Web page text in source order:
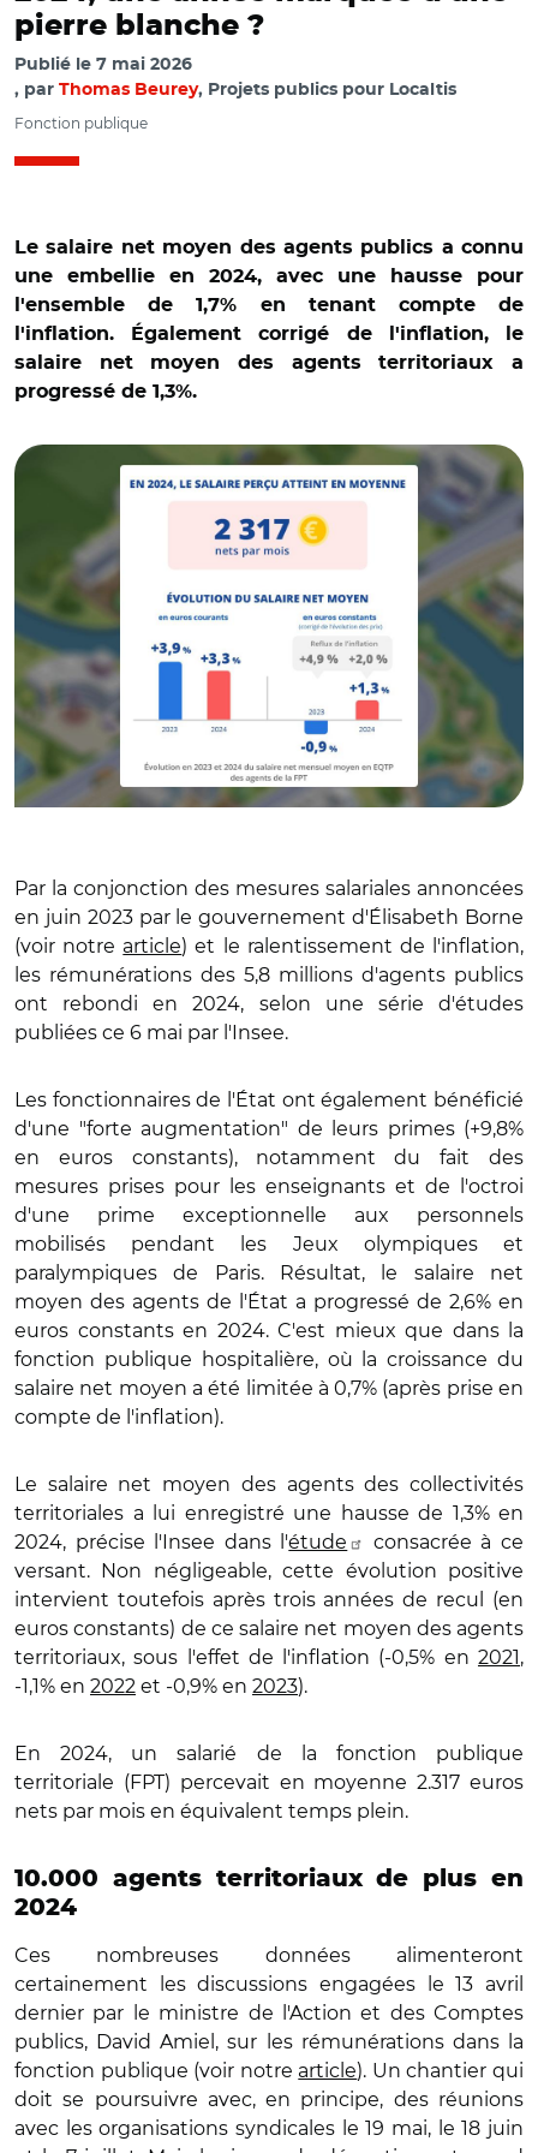
pierre blanche ?
Publié le 7 mai 2026
par Thomas Beurey, Projets publics pour Localtis
Fonction publique
Le salaire net moyen des agents publics a connu
une embellie en 2024, avec une hausse pour
l'ensemble de 1,7% en tenant compte de
l'inflation. Également corrigé de l'inflation, le
salaire net moyen des agents territoriaux a
progressé de 1,3%.
Par la conjonction des mesures salariales annoncées
en juin 2023 par le gouvernement d'Élisabeth Borne
(voir notre article) et le ralentissement de l'inflation,
les rémunérations des 5,8 millions d'agents publics
ont rebondi en 2024, selon une série d'études
publiées ce 6 mai par l'Insee.
Les fonctionnaires de l'État ont également bénéficié
d'une "forte augmentation" de leurs primes (+9,8%
en euros constants), notamment du fait des
mesures prises pour les enseignants et de l'octroi
d'une prime exceptionnelle aux personnels
mobilisés pendant les Jeux olympiques et
paralympiques de Paris. Résultat, le salaire net
moyen des agents de l'État a progressé de 2,6% en
euros constants en 2024. C'est mieux que dans la
fonction publique hospitalière, où la croissance du
salaire net moyen a été limitée à 0,7% (après prise en
compte de l'inflation).
Le salaire net moyen des agents des collectivités
territoriales a lui enregistré une hausse de 1,3% en
2024, précise l'Insee dans l'étude
consacrée à ce
versant. Non négligeable, cette évolution positive
intervient toutefois après trois années de recul (en
euros constants) de ce salaire net moyen des agents
territoriaux, sous l'effet de l'inflation (-0,5% en 2021,
-1,1% en 2022 et -0,9% en 2023).
En 2024, un salarié de la fonction publique
territoriale (FPT) percevait en moyenne 2.317 euros
nets par mois en équivalent temps plein.
10.000 agents territoriaux de plus en
2024
Ces nombreuses données alimenteront
certainement les discussions engagées le 13 avril
dernier par le ministre de l'Action et des Comptes
publics, David Amiel, sur les rémunérations dans la
fonction publique (voir notre article). Un chantier qui
doit se poursuivre avec, en principe, des réunions
avec les organisations syndicales le 19 mai, le 18 juin